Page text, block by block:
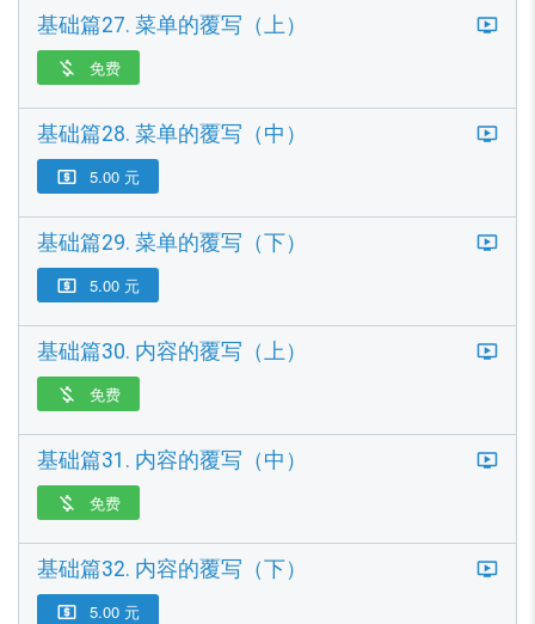
基础篇27. 菜单的覆写（上）
 免费
基础篇28. 菜单的覆写（中）
 5.00 元
基础篇29. 菜单的覆写（下）
 5.00 元
基础篇30. 内容的覆写（上）
 免费
基础篇31. 内容的覆写（中）
 免费
基础篇32. 内容的覆写（下）
 5.00 元